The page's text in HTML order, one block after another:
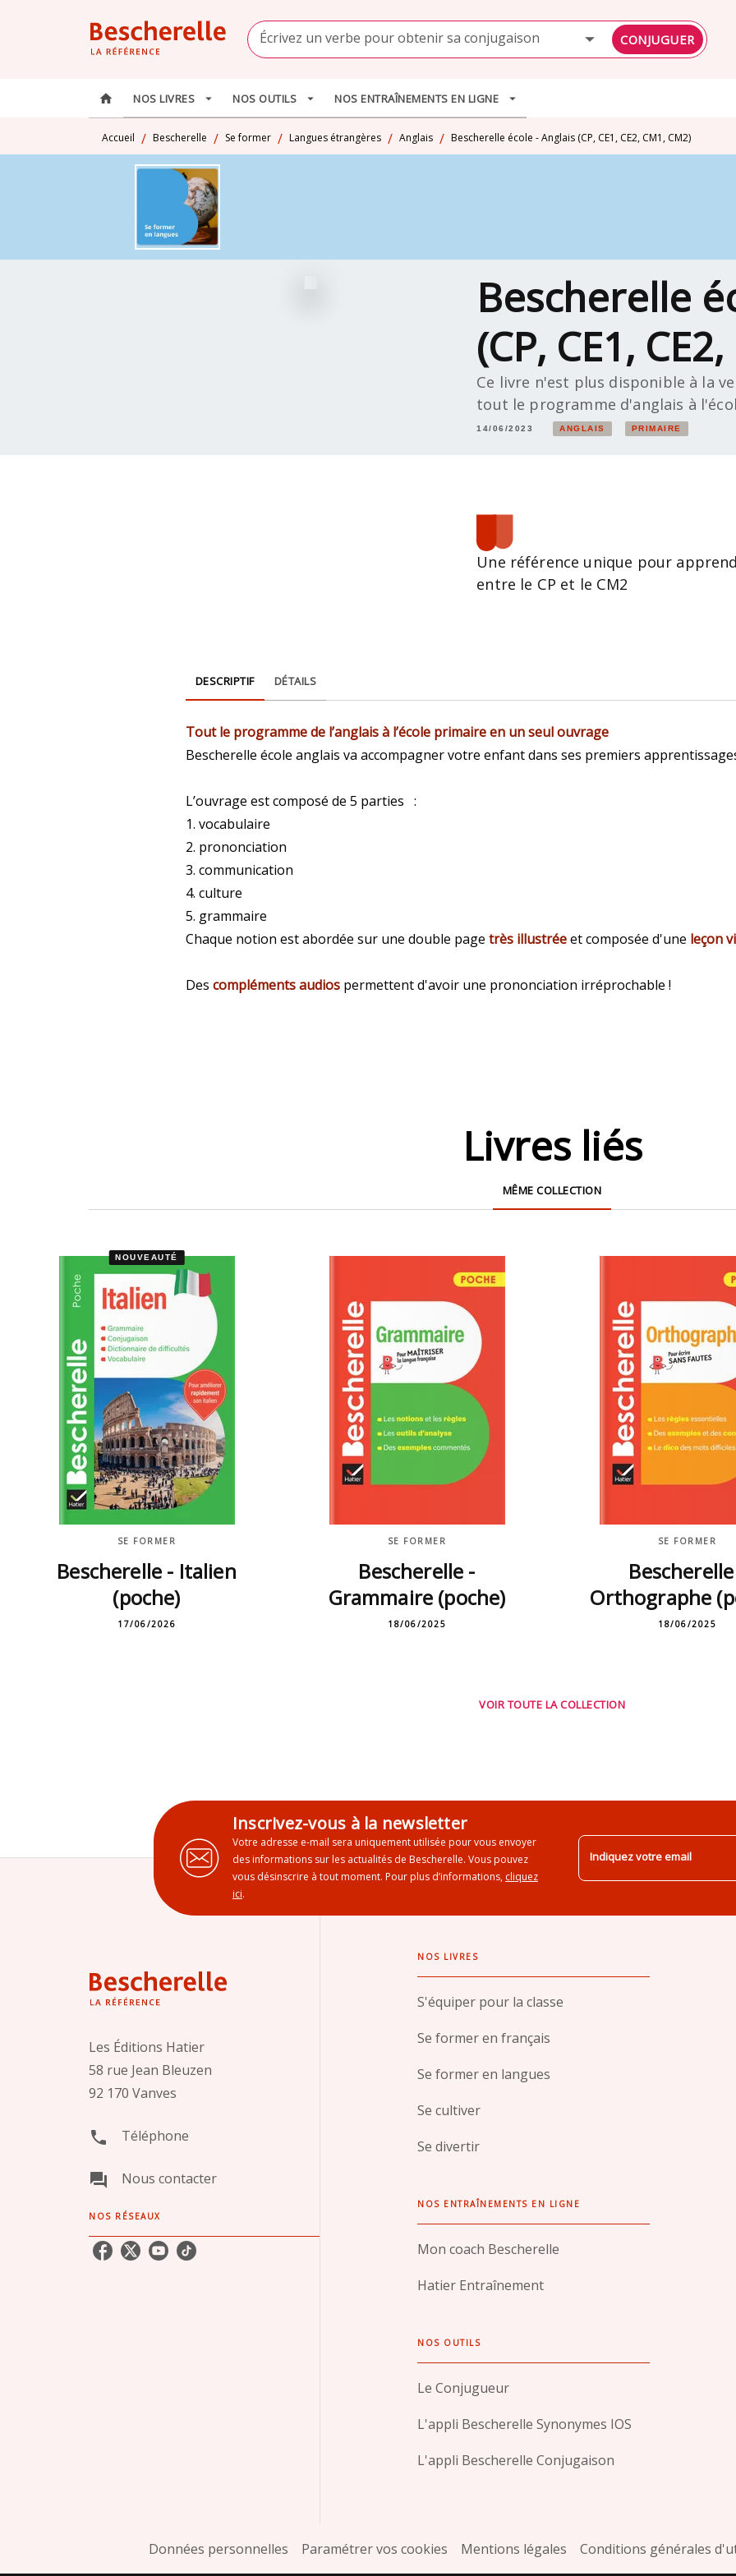
MENU RECHERCHE
Écrivez un verbe pour obtenir sa conjugaison CONJUGUER
home NOS LIVRES arrow_drop_down NOS OUTILS arrow_drop_down NOS ENTRAÎNEMENTS EN LIGNE arrow_drop_down
Accueil / Bescherelle / Se former / Langues étrangères / Anglais / Bescherelle école - Anglais (CP, CE1, CE2, CM1, CM2)
Bescherelle
(CP, CE1,
Ce livre n'est plus disponible à la
tout le programme d'anglais à
14/06/2023 ANGLAIS PRIMAIRE
Une référence unique pour
entre le CP et le CM2
DESCRIPTIF DÉTAILS
Tout le programme de l’anglais à l’école primaire en un seul ouvrage
Bescherelle école anglais va accompagner votre enfant dans ses premiers
L’ouvrage est composé de 5 parties :
1. vocabulaire
2. prononciation
3. communication
4. culture
5. grammaire
Chaque notion est abordée sur une double page très illustréeet composée d'une leçon
Des compléments audiospermettent d'avoir une prononciation irréprochable !
Livres liés
MÊME COLLECTION
NOUVEAUTÉ
SE FORMER
Bescherelle - Italien
(poche)
17/06/2026
SE FORMER
Bescherelle -
Grammaire (poche)
18/06/2025
SE FORMER
Orthographe
18/06/2025
VOIR TOUTE LA COLLECTION
Inscrivez-vous à la newsletter
Votre adresse e-mail sera uniquement utilisée pour vous envoyer
des informations sur les actualités de Bescherelle. Vous pouvez
vous désinscrire à tout moment. Pour plus d’informations, cliquez
ici.
Indiquez votre email
Les Éditions Hatier
58 rue Jean Bleuzen
92 170 Vanves
phone Téléphone
question_answer Nous contacter
NOS RÉSEAUX
NOS LIVRES
S'équiper pour la classe
Se former en français
Se former en langues
Se cultiver
Se divertir
NOS ENTRAÎNEMENTS EN LIGNE
Mon coach Bescherelle
Hatier Entraînement
NOS OUTILS
Le Conjugueur
L'appli Bescherelle Synonymes IOS
L'appli Bescherelle Conjugaison
Données personnelles Paramétrer vos cookies Mentions légales Conditions générales